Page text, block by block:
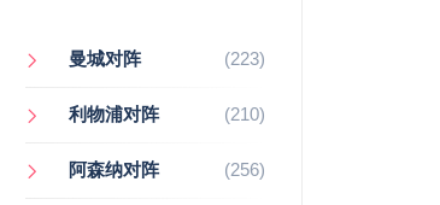
曼城对阵 (223)
利物浦对阵 (210)
阿森纳对阵 (256)